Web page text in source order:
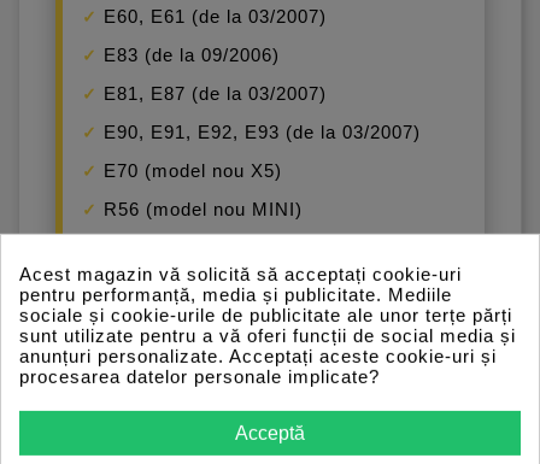
E60, E61 (de la 03/2007)
E83 (de la 09/2006)
E81, E87 (de la 03/2007)
E90, E91, E92, E93 (de la 03/2007)
E70 (model nou X5)
R56 (model nou MINI)
protocolul standard OBD (K-
line):
Modele fabricate între 1995 și 1998
(nu necesită linie K)
(toate modelele)
Acest magazin vă solicită să acceptați cookie-uri
pentru performanță, media și publicitate. Mediile
sociale și cookie-urile de publicitate ale unor terțe părți
sunt utilizate pentru a vă oferi funcții de social media și
anunțuri personalizate. Acceptați aceste cookie-uri și
procesarea datelor personale implicate?
Acceptă